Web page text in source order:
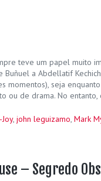
teve um papel muito
a Abdellatif
momentos), seja
ou de drama. No
, john leguizamo, Mark
– Segredo